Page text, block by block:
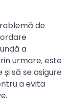
de
a
urmare, este
să se asigure
a evita